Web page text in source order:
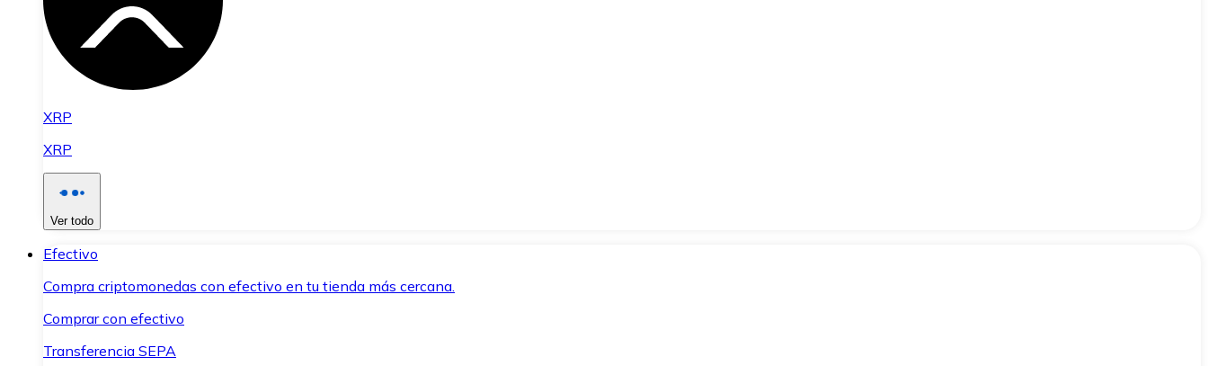
XRP
XRP
Ver todo
Efectivo
Compra criptomonedas con efectivo en tu tienda más cercana.
Comprar con efectivo
Transferencia SEPA